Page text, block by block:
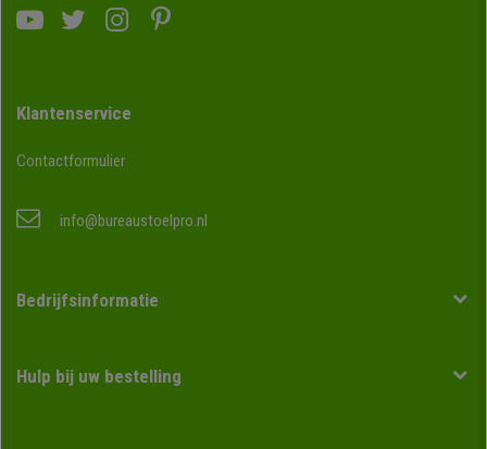
Klantenservice
Contactformulier
info@bureaustoelpro.nl
Bedrijfsinformatie
Hulp bij uw bestelling